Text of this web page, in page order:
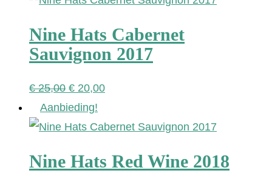
Nine Hats Cabernet
Sauvignon 2017
€25,00 Oorspronkelijke
prijs
was:
€ 20,00Huidige
is:
Aanbieding!
Nine Hats Red Wine 2018